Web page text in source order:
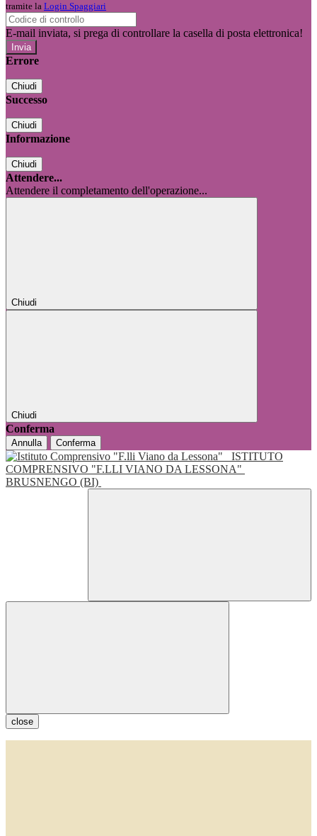
tramite la Login Spaggiari
E-mail inviata, si prega di controllare la casella di posta elettronica!
Errore
Chiudi
Successo
Chiudi
Informazione
Chiudi
Attendere...
Attendere il completamento dell'operazione...
Chiudi
Chiudi
Conferma
Annulla Conferma
ISTITUTO
COMPRENSIVO "F.LLI VIANO DA LESSONA"
BRUSNENGO (BI)
close